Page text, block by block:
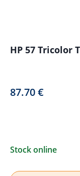
HP 57 Tricolor
87.70€
Stock online